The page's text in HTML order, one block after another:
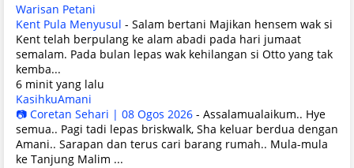
Warisan Petani
Kent Pula Menyusul - Salam bertani Majikan hensem wak si
Kent telah berpulang ke alam abadi pada hari jumaat
semalam. Pada bulan lepas wak kehilangan si Otto yang tak
kemba...
6 minit yang lalu
KasihkuAmani
📷 Coretan Sehari | 08 Ogos 2026 - Assalamualaikum.. Hye
semua.. Pagi tadi lepas briskwalk, Sha keluar berdua dengan
Amani.. Sarapan dan terus cari barang rumah.. Mula-mula
ke Tanjung Malim ...